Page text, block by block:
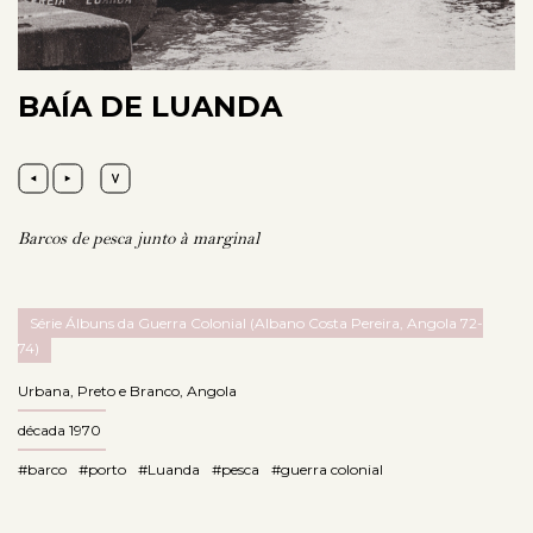
BAÍA DE LUANDA
Barcos de pesca junto à marginal
Série Álbuns da Guerra Colonial (Albano Costa Pereira, Angola 72-
74)
Urbana, Preto e Branco, Angola
década 1970
#barco #porto #Luanda #pesca #guerra colonial